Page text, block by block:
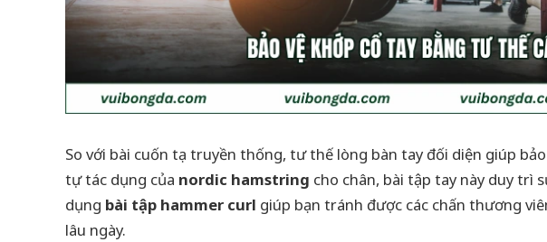
So với bài cuốn tạ truyền thống, tư thế lòng bàn tay đối diện giúp
tự tác dụng của nordic hamstring cho chân, bài tập tay này duy trì
dụng bài tập hammer curl giúp bạn tránh được các chấn thương
lâu ngày.